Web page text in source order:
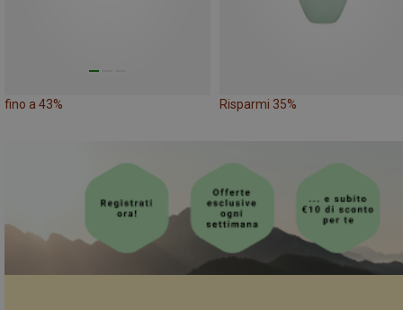
fino a 43% Risparmi 35%